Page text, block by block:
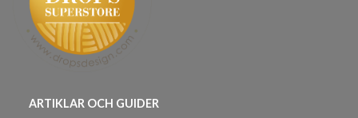
ARTIKLAR OCH GUIDER